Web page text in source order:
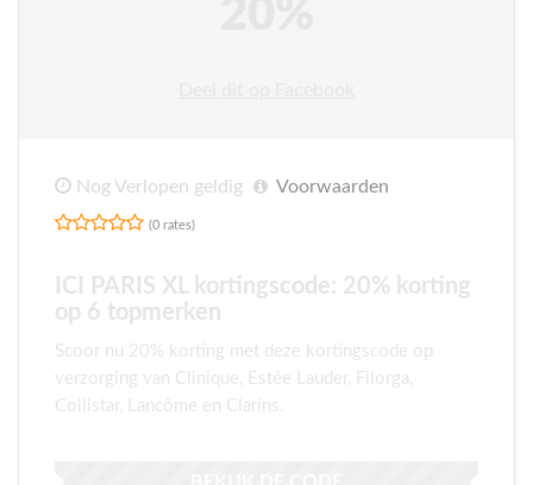
Nog Verlopen geldig Voorwaarden
(0 rates)
ICI PARIS XL kortingscode: 20% korting
op 6 topmerken
Scoor nu 20% korting met deze kortingscode op
verzorging van Clinique, Estée Lauder, Filorga,
Collistar, Lancôme en Clarins.